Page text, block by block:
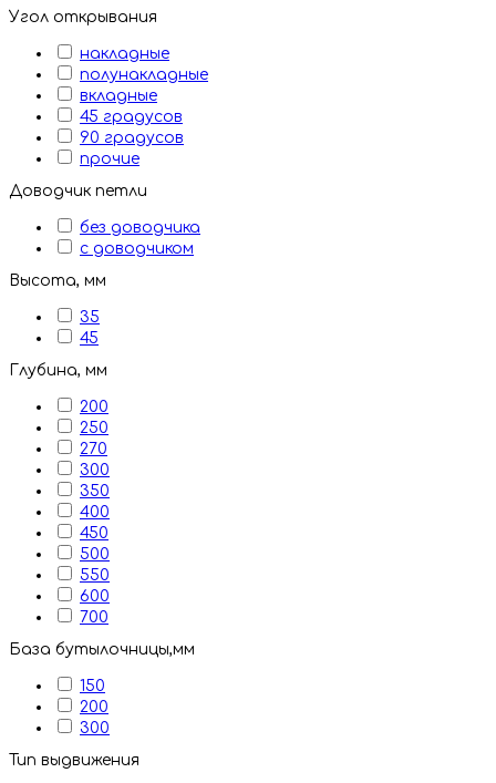
Угол открывания
накладные
полунакладные
вкладные
45 градусов
90 градусов
прочие
Доводчик петли
без доводчика
с доводчиком
Высота, мм
35
45
Глубина, мм
200
250
270
300
350
400
450
500
550
600
700
База бутылочницы,мм
150
200
300
Тип выдвижения